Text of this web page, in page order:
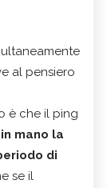
al pensiero
è che il ping
mano la
di
se il